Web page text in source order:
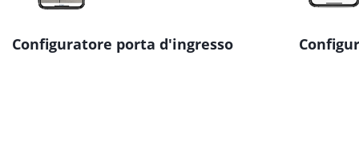
Configuratore porta d'ingresso